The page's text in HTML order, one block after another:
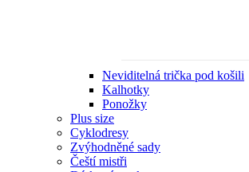
Neviditelná trička pod košili
Kalhotky
Ponožky
Plus size
Cyklodresy
Zvýhodněné sady
Čeští mistři